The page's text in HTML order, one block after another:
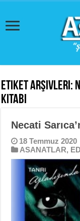
Etiket Arşivleri:
Kitabı
Necati
18 Temmuz 2020
ASANATLAR,